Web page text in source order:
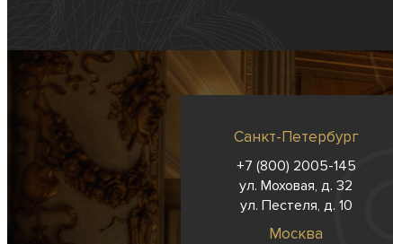
Санкт-Петербург
+7 (800) 2005-145
ул. Моховая, д. 32
ул. Пестеля, д. 10
Москва